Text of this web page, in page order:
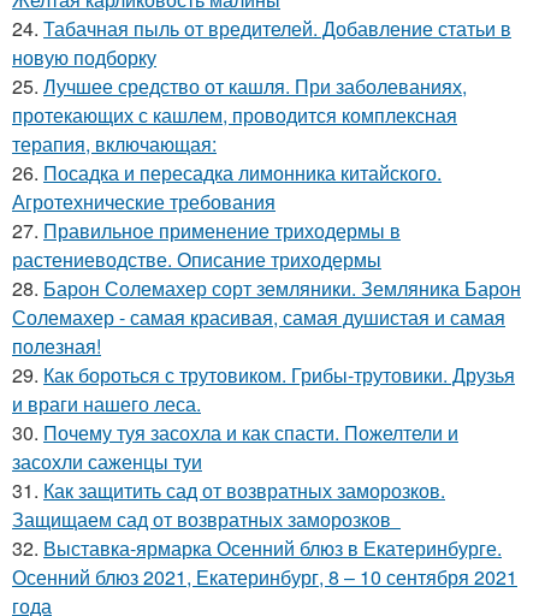
24. Табачная пыль от вредителей. Добавление статьи в
новую подборку
25. Лучшее средство от кашля. При заболеваниях,
протекающих с кашлем, проводится комплексная
терапия, включающая:
26. Посадка и пересадка лимонника китайского.
Агротехнические требования
27. Правильное применение триходермы в
растениеводстве. Описание триходермы
28. Барон Солемахер сорт земляники. Земляника Барон
Солемахер - самая красивая, самая душистая и самая
полезная!
29. Как бороться с трутовиком. Грибы-трутовики. Друзья
и враги нашего леса.
30. Почему туя засохла и как спасти. Пожелтели и
засохли саженцы туи
31. Как защитить сад от возвратных заморозков.
Защищаем сад от возвратных заморозков
32. Выставка-ярмарка Осенний блюз в Екатеринбурге.
Осенний блюз 2021, Екатеринбург, 8 – 10 сентября 2021
года